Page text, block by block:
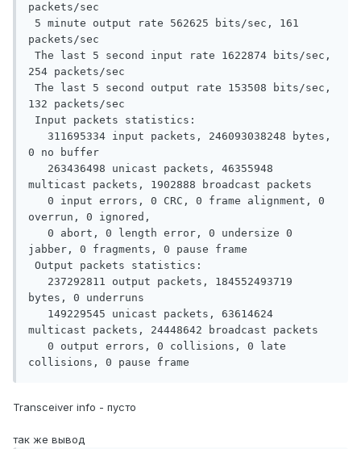
packets/sec
packets/sec
254 packets/sec
132 packets/sec
0 no buffer
multicast packets, 1902888 broadcast packets
overrun, 0 ignored,
jabber, 0 fragments, 0 pause frame
bytes, 0 underruns
multicast packets, 24448642 broadcast packets
Transceiver info - пусто
так же вывод